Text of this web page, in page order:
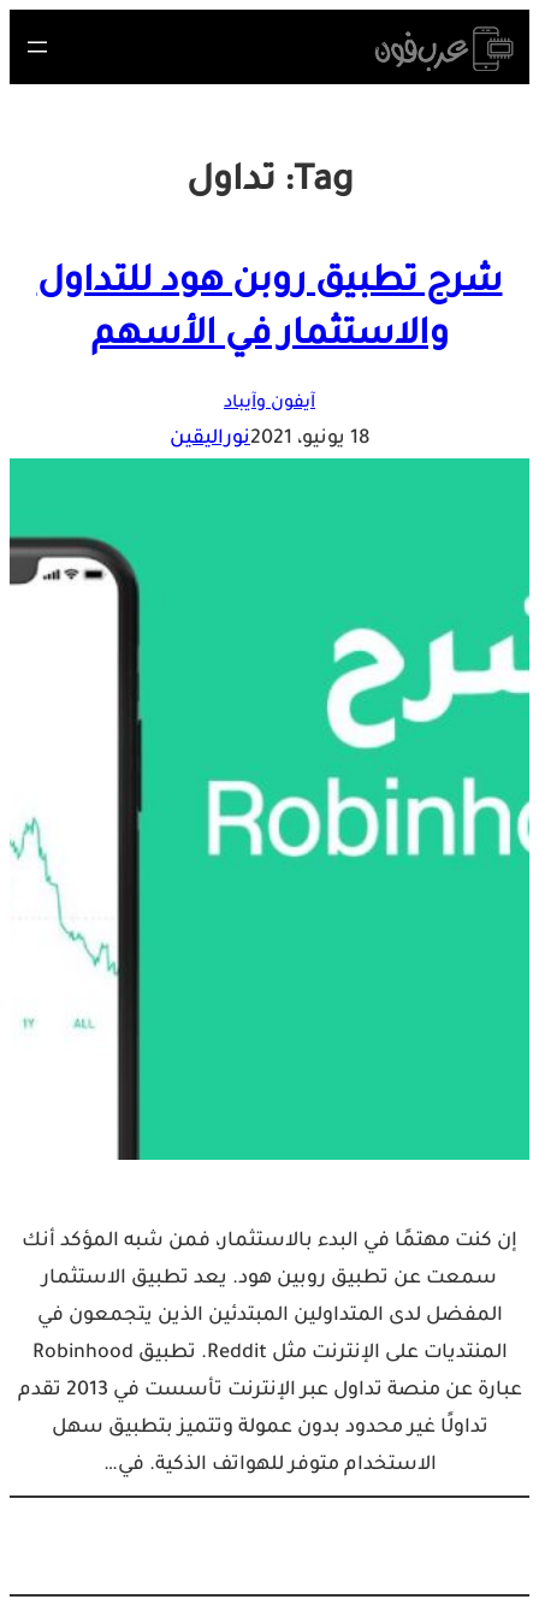
Skip
to
Tag: تداول
شرح تطبيق روبن هود للتداول
والاستثمار في الأسهم
آيفون وآيباد
18 يونيو، 2021 نوراليقين
إن كنت مهتمًا في البدء بالاستثمار، فمن شبه المؤكد أنك
سمعت عن تطبيق روبين هود. يعد تطبيق الاستثمار
المفضل لدى المتداولين المبتدئين الذين يتجمعون في
المنتديات على الإنترنت مثل Reddit. تطبيق Robinhood
عبارة عن منصة تداول عبر الإنترنت تأسست في 2013 تقدم
تداولًا غير محدود بدون عمولة وتتميز بتطبيق سهل
الاستخدام متوفر للهواتف الذكية. في…